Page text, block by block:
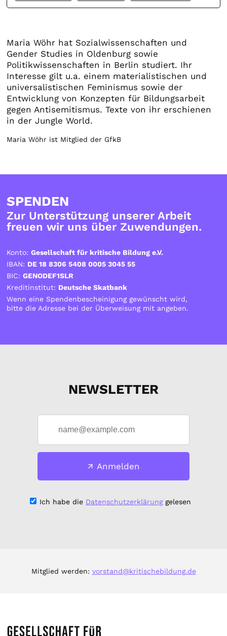
Maria Wöhr hat Sozialwissenschaften und
Gender Studies in Oldenburg sowie
Politikwissenschaften in Berlin studiert. Ihr
Interesse gilt u.a. einem materialistischen und
universalistischen Feminismus sowie der
Entwicklung von Konzepten für Bildungsarbeit
gegen Antisemitismus. Texte von ihr erschienen
in der Jungle World.
Maria Wöhr ist Mitglied der GfkB
SPENDEN
Zur Unterstützung unserer Arbeit
freuen wir uns über Zuwendungen.
Konto:Gesellschaft für kritische Bildung e.V.
IBAN: DE 18 8306 5408 0005 3045 55
BIC:GENODEF1SLR
Kreditinstitut: Deutsche Skatbank
Wenn eine Spendenbescheinigung gewünscht wird,
bitte die Adresse bei der Überweisung mit angeben.
NEWSLETTER
Anmelden
Ich habe die Datenschutzerklärunggelesen
Mitglied werden: vorstand@kritischebildung.de